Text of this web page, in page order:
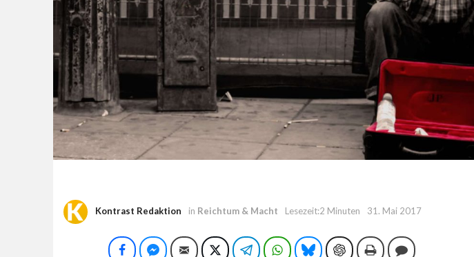
Kontrast Redaktion in Reichtum & Macht Lesezeit:2 Minuten 31. Mai 2017
FacebookFacebook Messenger
E-Mail TwitterTelegramWhatsAppBlueskyChatGPTDruckenKommentieren